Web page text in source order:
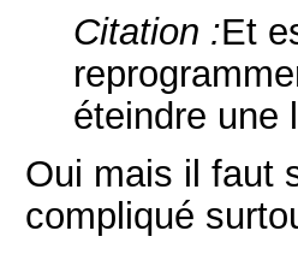
Citation :Et
éteindre une
Oui mais il faut
compliqué